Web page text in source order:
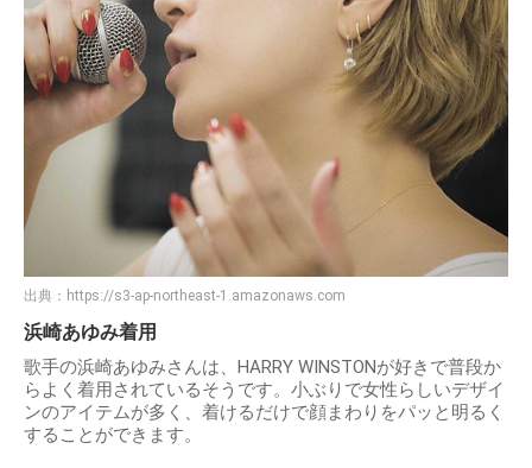
出典： https://s3-ap-northeast-1.amazonaws.com
浜崎あゆみ着用
歌手の浜崎あゆみさんは、HARRY WINSTONが好きで普段か
らよく着用されているそうです。小ぶりで女性らしいデザイ
ンのアイテムが多く、着けるだけで顔まわりをパッと明るく
することができます。